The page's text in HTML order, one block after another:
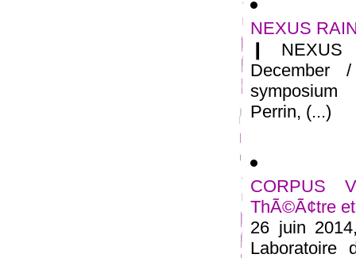
NEXUS
❙ NEXUS
December
Perrin, (...)
CORPUS
ThÃ©Ã¢tre
26 juin
Laboratoire